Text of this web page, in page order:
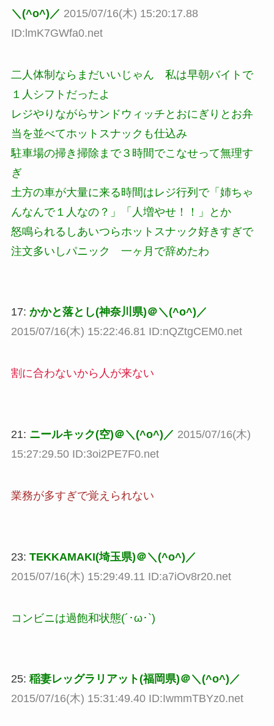
＼(^o^)／ 2015/07/16(木) 15:20:17.88
ID:lmK7GWfa0.net
二人体制ならまだいいじゃん 私は早朝バイトで
１人シフトだったよ
レジやりながらサンドウィッチとおにぎりとお弁
当を並べてホットスナックも仕込み
駐車場の掃き掃除まで３時間でこなせって無理す
ぎ
土方の車が大量に来る時間はレジ行列で「姉ちゃ
んなんで１人なの？」「人増やせ！！」とか
怒鳴られるしあいつらホットスナック好きすぎで
注文多いしパニック 一ヶ月で辞めたわ
17: かかと落とし(神奈川県)＠＼(^o^)／
2015/07/16(木) 15:22:46.81 ID:nQZtgCEM0.net
割に合わないから人が来ない
21: ニールキック(空)＠＼(^o^)／ 2015/07/16(木)
15:27:29.50 ID:3oi2PE7F0.net
業務が多すぎで覚えられない
23: TEKKAMAKI(埼玉県)＠＼(^o^)／
2015/07/16(木) 15:29:49.11 ID:a7iOv8r20.net
コンビニは過飽和状態(´･ω･`)
25: 稲妻レッグラリアット(福岡県)＠＼(^o^)／
2015/07/16(木) 15:31:49.40 ID:IwmmTBYz0.net